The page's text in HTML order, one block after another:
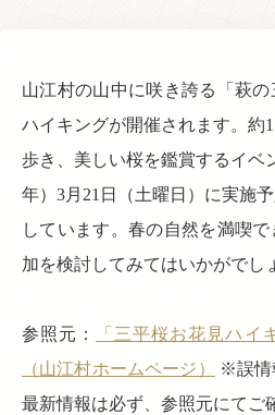
山江村の山中に咲き誇る「萩
ハイキングが開催されます。約
歩き、美しい桜を鑑賞するイベ
年）3月21日（土曜日）に実施
しています。春の自然を満喫
加を検討してみてはいかがでし
参照元：
「三平桜お花見ハイ
（山江村ホームページ）
※誤情
最新情報は必ず、参照元にてご